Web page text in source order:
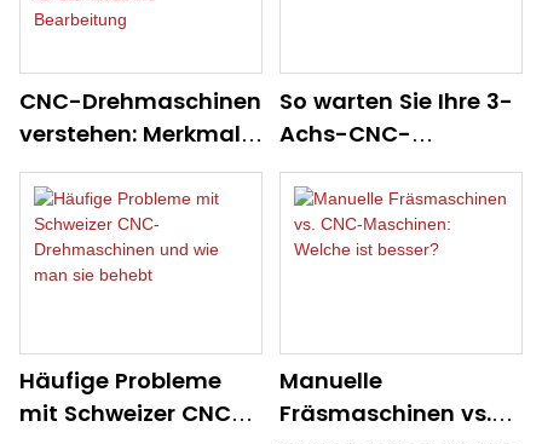
CNC-Drehmaschinen
verstehen: Merkmale,
Vorteile und
Anwendungen für die
moderne
Bearbeitung
So warten Sie Ihre 3-
Achs-CNC-
Drehmaschine:
Pflegetipps
Häufige Probleme
mit Schweizer CNC-
Manuelle
Fräsmaschinen vs.